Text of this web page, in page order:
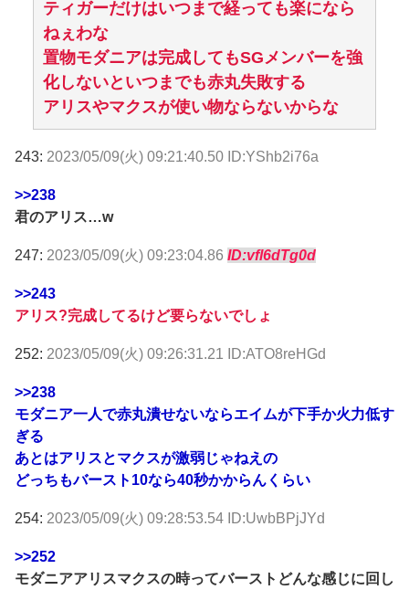
ティガーだけはいつまで経っても楽になら
ねぇわな
置物モダニアは完成してもSGメンバーを強
化しないといつまでも赤丸失敗する
アリスやマクスが使い物ならないからな
243: 2023/05/09(火) 09:21:40.50 ID:YShb2i76a
>>238
君のアリス…w
247: 2023/05/09(火) 09:23:04.86 ID:vfl6dTg0d
>>243
アリス?完成してるけど要らないでしょ
252: 2023/05/09(火) 09:26:31.21 ID:ATO8reHGd
>>238
モダニア一人で赤丸潰せないならエイムが下手か火力低す
ぎる
あとはアリスとマクスが激弱じゃねえの
どっちもバースト10なら40秒かからんくらい
254: 2023/05/09(火) 09:28:53.54 ID:UwbBPjJYd
>>252
モダニアアリスマクスの時ってバーストどんな感じに回し